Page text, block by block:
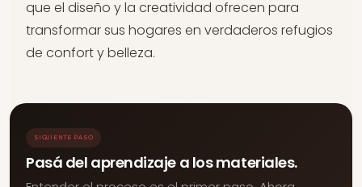
que el diseño y la creatividad ofrecen para
transformar sus hogares en verdaderos refugios
de confort y belleza.
SIGUIENTE PASO
Pasá del aprendizaje a los materiales.